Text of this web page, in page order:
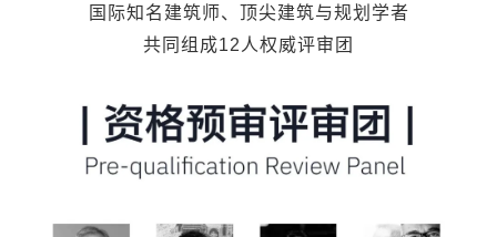
国际知名建筑师、顶尖建筑与规划学者
共同组成12人权威评审团